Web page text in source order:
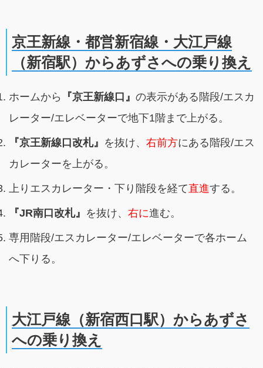
京王新線・都営新宿線・大江戸線
（新宿駅）からあずさへの乗り換え
ホームから 『京王新線口』 の表示がある階段/エスカ
レーター/エレベーターで地下1階まで上がる。
『京王新線口改札』 を抜け、 右前方にある階段/エス
カレーターを上がる。
上りエスカレーター・下り階段を経て直進する。
『JR南口改札』 を抜け、 右に進む。
専用階段/エスカレーター/エレベーターで各ホーム
へ下りる。
大江戸線（新宿西口駅）からあずさ
への乗り換え